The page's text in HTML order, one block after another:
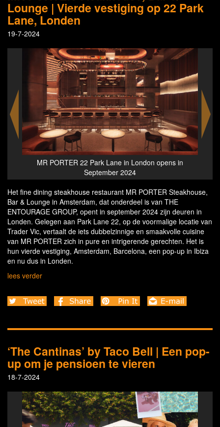
Lounge | Vierde vestiging op 22 Park
Lane, Londen
19-7-2024
MR PORTER 22 Park Lane in London opens this
September
Het fine dining steakhouse restaurant MR PORTER Steakhouse,
Bar & Lounge in Amsterdam, dat onderdeel is van THE
ENTOURAGE GROUP, opent in september 2024 zijn deuren in
Londen. Gelegen aan Park Lane 22, op de voormalige locatie van
Trader Vic, vertaalt de iets dubbelzinnige en smaakvolle cuisine
van MR PORTER zich in pure en intrigerende gerechten. Het is
hun vierde vestiging, Amsterdam, Barcelona, een pop-up in Ibiza
en nu dus in Londen.
lees verder
‘The Cantinas’ by Taco Bell | Een pop-
up om je pensioen te vieren
18-7-2024